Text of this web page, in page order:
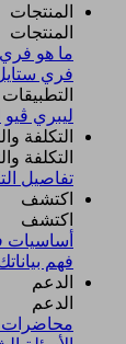
المنتجات
المنتجات
ما هو
فري ستايل
ليبري ڤيو
التكلفة
التكلفة
تفاصيل
اكتشف​
اكتشف​
أساسيات
فهم
الدعم
الدعم
محاضرات